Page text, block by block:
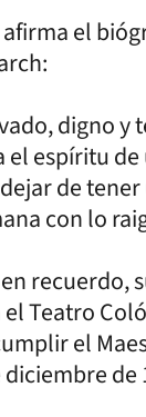
el
digno y
el espíritu
de
con lo
recuerdo,
Teatro
el
de